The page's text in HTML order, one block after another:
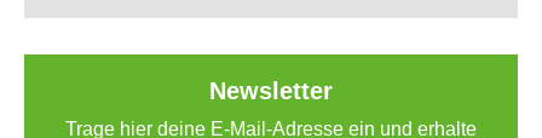
Newsletter
Trage hier deine E-Mail-Adresse ein und erhalte